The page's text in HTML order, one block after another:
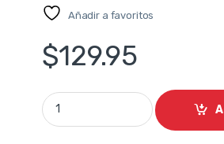
Añadir a favoritos
$129.95
Micrófono de condensador